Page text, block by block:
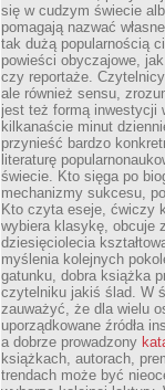
się w cudzym świecie
pomagają nazwać
tak dużą popularnością
powieści obyczajowe,
czy reportaże.
ale również sensu,
jest też formą inwestycji
kilkanaście minut
przynieść bardzo
literaturę
świecie. Kto sięga po
mechanizmy sukcesu,
Kto czyta eseje, ćwiczy
wybiera klasykę, obcuje
dziesięciolecia
myślenia kolejnych
gatunku, dobra książka
czytelniku jakiś ślad. W
zauważyć, że dla wielu
uporządkowane źródła
a dobrze prowadzony
książkach, autorach,
trendach może być